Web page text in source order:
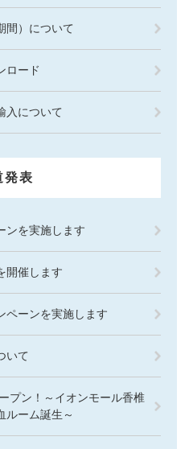
間）について
ロード
入について
発表
ンを実施します
開催します
ペーンを実施します
いて
プン！～イオンモール香椎
ルーム誕生～